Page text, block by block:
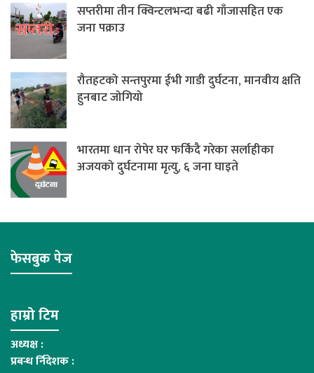
सप्तरीमा तीन क्विन्टलभन्दा बढी गाँजासहित एक
जना पक्राउ
रौतहटको सन्तपुरमा ईभी गाडी दुर्घटना, मानवीय क्षति
हुनबाट जोगियो
भारतमा धान रोपेर घर फर्किंदै गरेका सर्लाहीका
अजयको दुर्घटनामा मृत्यु, ६ जना घाइते
फेसबुक पेज
हाम्रो टिम
अध्यक्ष :
प्रबन्ध र्निदेशक :